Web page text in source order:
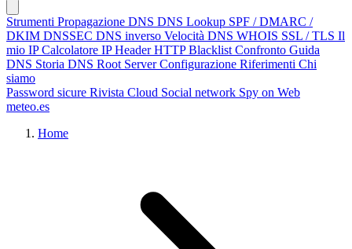
Strumenti Propagazione DNS DNS Lookup SPF / DMARC /
DKIM DNSSEC DNS inverso Velocità DNS WHOIS SSL / TLS Il
mio IPCalcolatore IPHeader HTTPBlacklist Confronto Guida
DNS Storia DNS Root ServerConfigurazione Riferimenti Chi
siamo
Password sicure Rivista Cloud Social network Spy on Web
meteo.es
Home